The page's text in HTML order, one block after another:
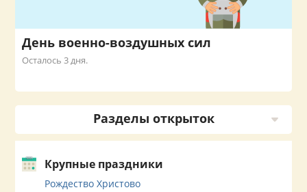
День военно-воздушных сил
Осталось 3 дня.
Разделы открыток
Крупные праздники
Рождество Христово